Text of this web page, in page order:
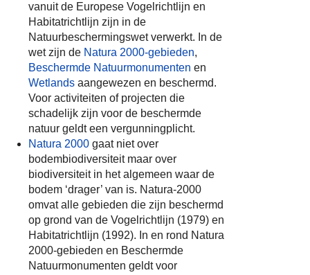
vanuit de Europese Vogelrichtlijn en
Habitatrichtlijn zijn in de
Natuurbeschermingswet verwerkt. In de
wet zijn de Natura 2000-gebieden,
Beschermde Natuurmonumenten en
Wetlands aangewezen en beschermd.
Voor activiteiten of projecten die
schadelijk zijn voor de beschermde
natuur geldt een vergunningplicht.
Natura 2000 gaat niet over
bodembiodiversiteit maar over
biodiversiteit in het algemeen waar de
bodem ‘drager’ van is. Natura-2000
omvat alle gebieden die zijn beschermd
op grond van de Vogelrichtlijn (1979) en
Habitatrichtlijn (1992). In en rond Natura
2000-gebieden en Beschermde
Natuurmonumenten geldt voor